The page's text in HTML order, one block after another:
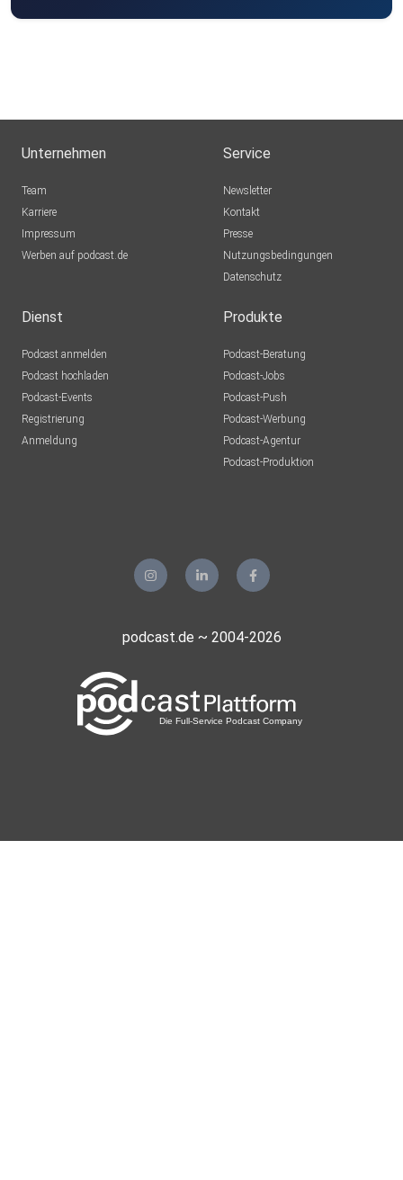
Unternehmen
Team
Karriere
Impressum
Werben auf podcast.de
Service
Newsletter
Kontakt
Presse
Nutzungsbedingungen
Datenschutz
Dienst
Podcast anmelden
Podcast hochladen
Podcast-Events
Registrierung
Anmeldung
Produkte
Podcast-Beratung
Podcast-Jobs
Podcast-Push
Podcast-Werbung
Podcast-Agentur
Podcast-Produktion
podcast.de ~ 2004-2026